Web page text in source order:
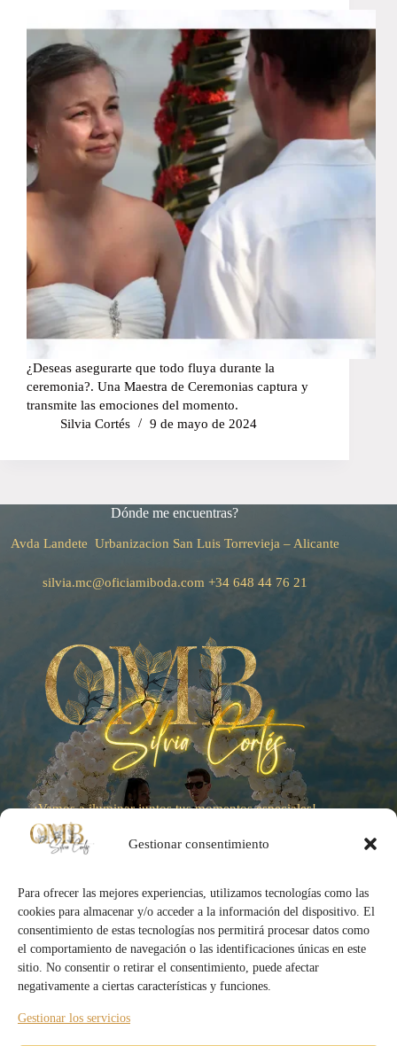
Gestionar consentimiento
Para ofrecer las mejores experiencias, utilizamos tecnologías como las
cookies para almacenar y/o acceder a la información del dispositivo. El
consentimiento de estas tecnologías nos permitirá procesar datos como
el comportamiento de navegación o las identificaciones únicas en este
sitio. No consentir o retirar el consentimiento, puede afectar
negativamente a ciertas características y funciones.
Gestionar los servicios
¿Deseas asegurarte que todo fluya durante la
ceremonia?. Una Maestra de Ceremonias captura y
transmite las emociones del momento.
Silvia Cortés
9 de mayo de 2024
Dónde me encuentras?
Avda Landete Urbanizacion San LuisTorrevieja – Alicante
silvia.mc@oficiamiboda.com +34648 44 76 21
¡Vamos a iluminar juntos tus momentos especiales!
Otros Links
Servicios